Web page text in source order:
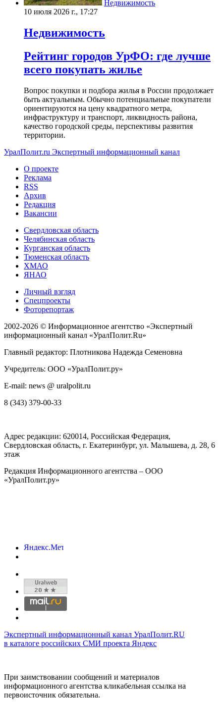
Недвижимость
10 июля 2026 г., 17:27
Недвижимость
Рейтинг городов УрФО: где лучше
всего покупать жилье
Вопрос покупки и подбора жилья в России продолжает
быть актуальным. Обычно потенциальные покупатели
ориентируются на цену квадратного метра,
инфраструктуру и транспорт, ликвидность района,
качество городской среды, перспективы развития
территории.
УралПолит.ru Экспертный информационный канал
О проекте
Реклама
RSS
Архив
Редакция
Вакансии
Свердловская область
Челябинская область
Курганская область
Тюменская область
ХМАО
ЯНАО
Личный взгляд
Спецпроекты
Фоторепортаж
2002-2026 © Информационное агентство «Экспертный
информационный канал «УралПолит.Ru»
Главный редактор: Плотникова Надежда Семеновна
Учредитель: ООО «УралПолит.ру»
E-mail: news @ uralpolit.ru
8 (343) 379-00-33
Адрес редакции: 620014, Российская Федерация,
Свердловская область, г. Екатеринбург, ул. Малышева, д. 28, 6
этаж
Редакция Информационного агентства – ООО
«УралПолит.ру»
Экспертный информационный канал УралПолит.RU
в каталоге российских СМИ проекта Яндекс
При заимствовании сообщений и материалов
информационного агентства кликабельная ссылка на
первоисточник обязательна.